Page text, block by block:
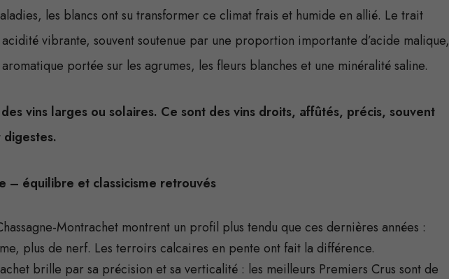
les blancs ont su transformer ce climat frais et humide en allié. Le trait
vibrante, souvent soutenue par une proportion importante d’acide malique,
portée sur les agrumes, les fleurs blanches et une minéralité saline.
vins larges ou solaires. Ce sont des vins droits, affûtés, précis, souvent
– équilibre et classicisme retrouvés
Montrachet montrent un profil plus tendu que ces dernières années :
plus de nerf. Les terroirs calcaires en pente ont fait la différence.
brille par sa précision et sa verticalité : les meilleurs Premiers Crus sont de